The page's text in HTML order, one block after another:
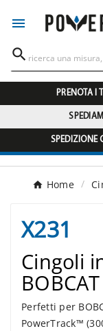


PRENOTA I
SPEDIZIONE
Home
X231
Cingoli
Perfetti per
PowerTrack™